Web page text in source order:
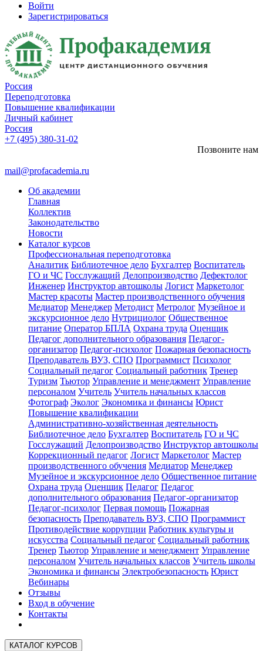
Войти
Зарегистрироваться
Россия
Переподготовка
Повышение квалификации
Личный кабинет
Россия
+7 (495) 380-31-02
Позвоните нам
mail@profacademia.ru
Об академии
Главная
Коллектив
Законодательство
Новости
Каталог курсов
Профессиональная переподготовка
Аналитик Библиотечное дело Бухгалтер Воспитатель
ГО и ЧС Госслужащий Делопроизводство Дефектолог
Инженер Инструктор автошколы Логист Маркетолог
Мастер красоты Мастер производственного обучения
Медиатор Менеджер Методист Метролог Музейное и
экскурсионное дело Нутрициолог Общественное
питание Оператор БПЛА Охрана труда Оценщик
Педагог дополнительного образования Педагог-
организатор Педагог-психолог Пожарная безопасность
Преподаватель ВУЗ, СПО Программист Психолог
Социальный педагог Социальный работник Тренер
Туризм Тьютор Управление и менеджмент Управление
персоналом Учитель Учитель начальных классов
Фотограф Эколог Экономика и финансы Юрист
Повышение квалификации
Административно-хозяйственная деятельность
Библиотечное дело Бухгалтер Воспитатель ГО и ЧС
Госслужащий Делопроизводство Инструктор автошколы
Коррекционный педагог Логист Маркетолог Мастер
производственного обучения Медиатор Менеджер
Музейное и экскурсионное дело Общественное питание
Охрана труда Оценщик Педагог Педагог
дополнительного образования Педагог-организатор
Педагог-психолог Первая помощь Пожарная
безопасность Преподаватель ВУЗ, СПО Программист
Противодействие коррупции Работник культуры и
искусства Социальный педагог Социальный работник
Тренер Тьютор Управление и менеджмент Управление
персоналом Учитель начальных классов Учитель школы
Экономика и финансы Электробезопасность Юрист
Вебинары
Отзывы
Вход в обучение
Контакты
КАТАЛОГ КУРСОВ